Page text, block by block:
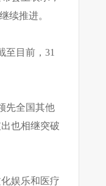
续推进。
至目前，31
先全国其他
也相继突破
娱乐和医疗